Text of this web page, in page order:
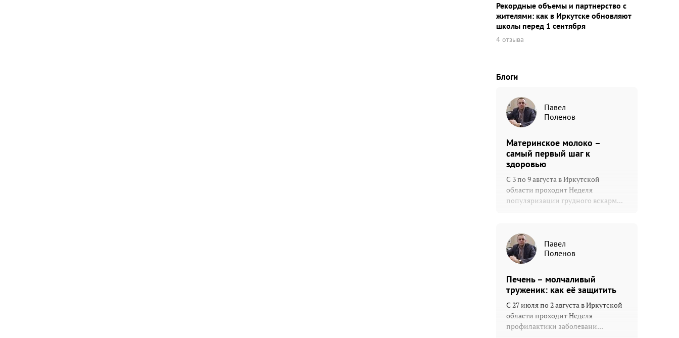
Рекордные объемы и партнерство с
жителями: как в Иркутске обновляют
школы перед 1 сентября
4 отзыва
Блоги
Павел
Поленов
Материнское молоко –
самый первый шаг к
здоровью
С 3 по 9 августа в Иркутской
области проходит Неделя
популяризации грудного вскарм...
Павел
Поленов
Печень – молчаливый
труженик: как её защитить
С 27 июля по 2 августа в Иркутской
области проходит Неделя
профилактики заболевани...